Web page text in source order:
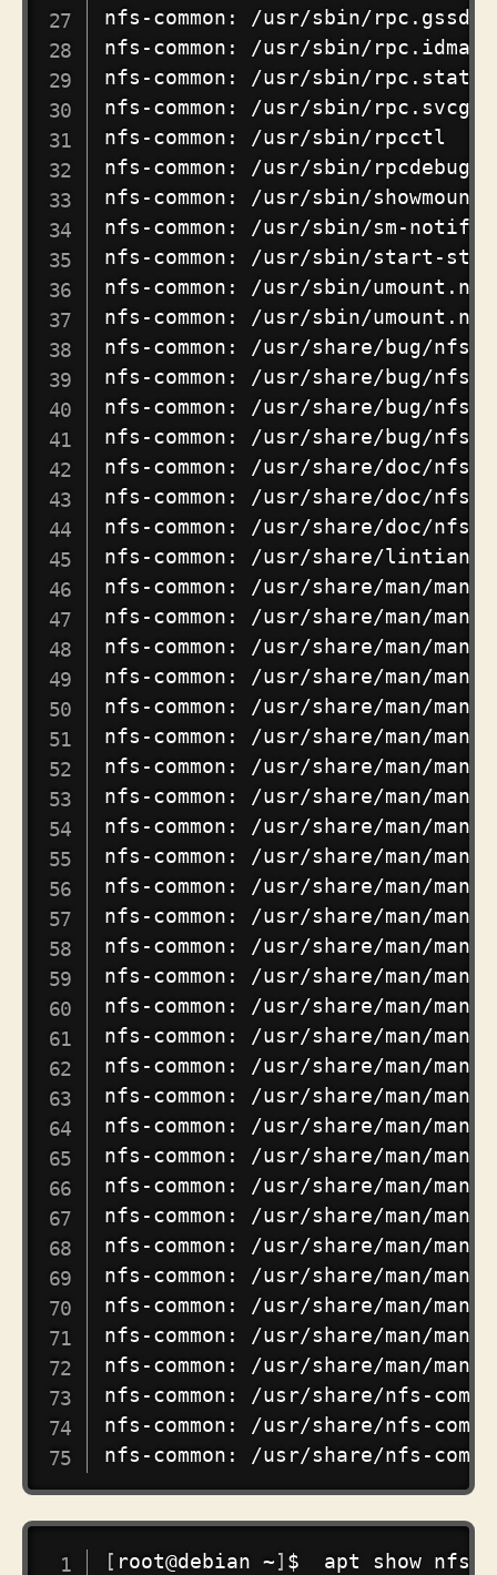
nfs-common: /usr/sbin/rpc.gssd
nfs-common: /usr/sbin/rpc.idmapd
nfs-common: /usr/sbin/rpc.statd
nfs-common: /usr/sbin/
nfs-common: /usr/sbin/rpcctl
nfs-common: /usr/sbin/rpcdebug
nfs-common: /usr/sbin/showmount
nfs-common: /usr/sbin/sm-notify
nfs-common: /usr/sbin/start-
nfs-common: /usr/sbin/umount.nfs
nfs-common: /usr/sbin/
nfs-common: /usr/share/bug/nfs-
nfs-common: /usr/share/bug/nfs-
nfs-common: /usr/share/bug/
nfs-common: /usr/share/bug/
nfs-common: /usr/share/doc/nfs-
nfs-common: /usr/share/doc/nfs-
nfs-common: /usr/share/doc/nfs-
nfs-common: /usr/share/lintian/
nfs-common: /usr/share/man/
nfs-common: /usr/share/man/
nfs-common: /usr/share/man/
nfs-common: /usr/share/man/
nfs-common: /usr/share/man/
nfs-common: /usr/share/man/
nfs-common: /usr/share/man/
nfs-common: /usr/share/man/
nfs-common: /usr/share/man/
nfs-common: /usr/share/man/
nfs-common: /usr/share/man/
nfs-common: /usr/share/man/
nfs-common: /usr/share/man/
nfs-common: /usr/share/man/
nfs-common: /usr/share/man/
nfs-common: /usr/share/man/
nfs-common: /usr/share/man/
nfs-common: /usr/share/man/
nfs-common: /usr/share/man/
nfs-common: /usr/share/man/
nfs-common: /usr/share/man/
nfs-common: /usr/share/man/
nfs-common: /usr/share/man/man8/
nfs-common: /usr/share/man/
nfs-common: /usr/share/man/
nfs-common: /usr/share/man/
nfs-common: /usr/share/man/
nfs-common: /usr/share/nfs-
nfs-common: /usr/share/nfs-
[ root@debian ~] $ apt show nfs-